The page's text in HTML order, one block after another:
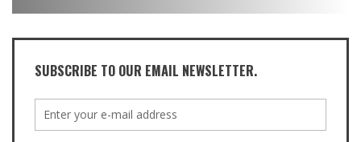
SUBSCRIBE TO OUR EMAIL NEWSLETTER.